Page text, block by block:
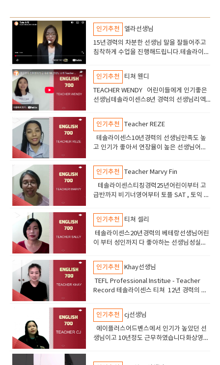
인기추천
엘라선생님
15년경력의 차분한 선생님 말을 잘들어주고
침착하게 수업을 진행해드립니다.테솔라이센
토익 수업도 진행합니다안녕하세요 엘라선생
님을 소개해드립니다
인기추천
티쳐 웬디
TEACHER WENDY 어린이들에게 인기좋은
선생님테솔라이센스8년 경력의 선생님리엑
에서 추천드립니다.
인기추천
Teacher REZE
테솔라이센스10년경력의 선생님만족도 높
고 인기가 좋아서 연장율이 높은 선생님어린
음
인기추천
Teacher Marvy Fin
테솔라이센스티칭경력25년어린이부터 고
급반까지 비기너영어부터 토플 SAT , 토익 오
도가 아주높음
인기추천
티쳐 셀리
테솔라이센스20년경력의 베테랑선생님어린
이 부터 성인까지 다 좋아하는 선생님성실의
분하게 공부할 어린이 성인들에게 추천
인기추천
Khay선생님
TEFL Professional Institue - Teacher
Record 테솔라이센스 티쳐 12년 경력의 선
인기추천
cj선생님
에이플러스어드벤스에서 인기가 높았던 선
생님이고 10년정도 근무하였습니다화상영어